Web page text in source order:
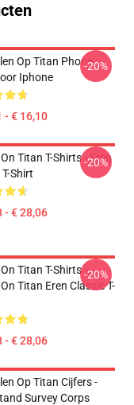
Op Titan Phone
Iphone
- € 16,10
-20%
Titan T-Shirts - Eren
Shirt
- € 28,06
-20%
Titan T-Shirts –
Titan Eren Classic T-
- € 28,06
-20%
Op Titan Cijfers -
Survey Corps